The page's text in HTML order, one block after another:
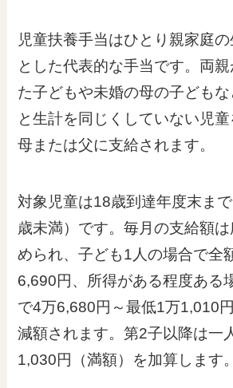
児童扶養手当はひとり親家庭
とした代表的な手当です。両
た子どもや未婚の母の子ども
と生計を同じくしていない児
母または父に支給されます。
対象児童は18歳到達年度末ま
歳未満）です。毎月の支給額
められ、子ども1人の場合で全
6,690円、所得がある程度ある
で4万6,680円～最低1万1,010
減額されます。第2子以降は一
1,030円（満額）を加算します。